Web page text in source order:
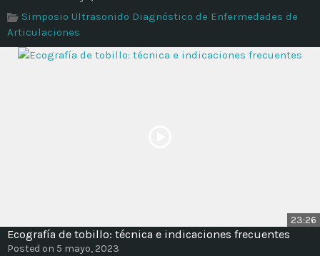
Simposio Ultrasonido Diagnóstico de Enfermedades de
Articulaciones
23:26
Ecografía de tobillo: técnica e indicaciones frecuentes
Posted on 5 mayo, 2023